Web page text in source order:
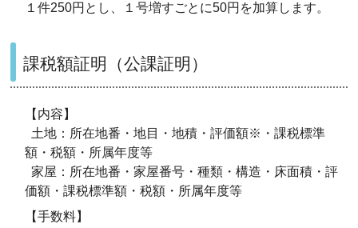
１件250円とし、１号増すごとに50円を加算します。
課税額証明（公課証明）
【内容】
土地：所在地番・地目・地積・評価額※・課税標準
額・税額・所属年度等
家屋：所在地番・家屋番号・種類・構造・床面積・評
価額・課税標準額・税額・所属年度等
【手数料】